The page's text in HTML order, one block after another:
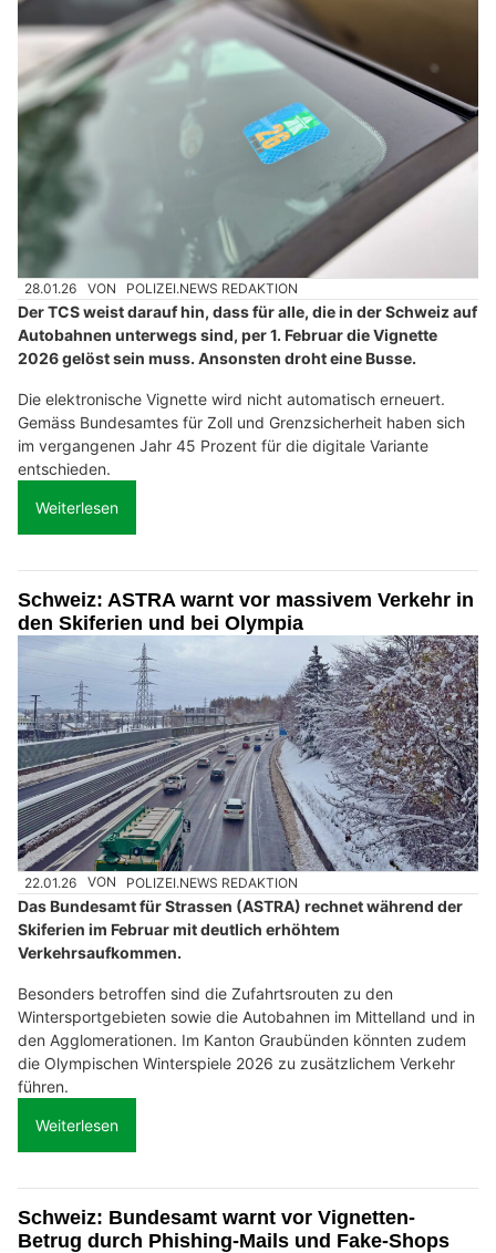
28.01.26 VON POLIZEI.NEWS REDAKTION
Der TCS weist darauf hin, dass für alle, die in der Schweiz auf
Autobahnen unterwegs sind, per 1. Februar die Vignette
2026 gelöst sein muss. Ansonsten droht eine Busse.
Die elektronische Vignette wird nicht automatisch erneuert.
Gemäss Bundesamtes für Zoll und Grenzsicherheit haben sich
im vergangenen Jahr 45 Prozent für die digitale Variante
entschieden.
Weiterlesen
Schweiz: ASTRA warnt vor massivem Verkehr in
den Skiferien und bei Olympia
22.01.26 VON POLIZEI.NEWS REDAKTION
Das Bundesamt für Strassen (ASTRA) rechnet während der
Skiferien im Februar mit deutlich erhöhtem
Verkehrsaufkommen.
Besonders betroffen sind die Zufahrtsrouten zu den
Wintersportgebieten sowie die Autobahnen im Mittelland und in
den Agglomerationen. Im Kanton Graubünden könnten zudem
die Olympischen Winterspiele 2026 zu zusätzlichem Verkehr
führen.
Weiterlesen
Schweiz: Bundesamt warnt vor Vignetten-
Betrug durch Phishing-Mails und Fake-Shops